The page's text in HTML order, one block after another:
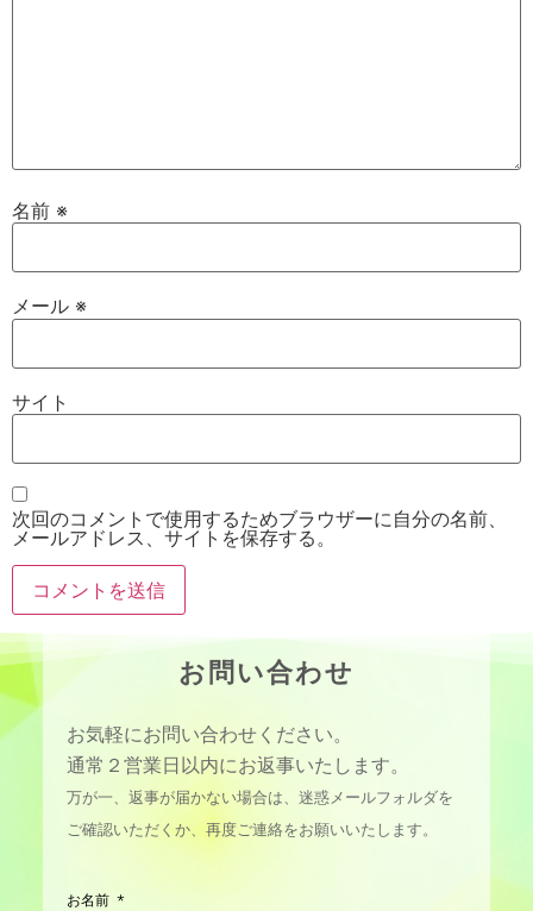
名前 ※
メール ※
サイト
次回のコメントで使用するためブラウザーに自分の名前、
メールアドレス、サイトを保存する。
お問い合わせ
お気軽にお問い合わせください。
通常２営業日以内にお返事いたします。
万が一、返事が届かない場合は、迷惑メールフォルダを
ご確認いただくか、再度ご連絡をお願いいたします。
お名前